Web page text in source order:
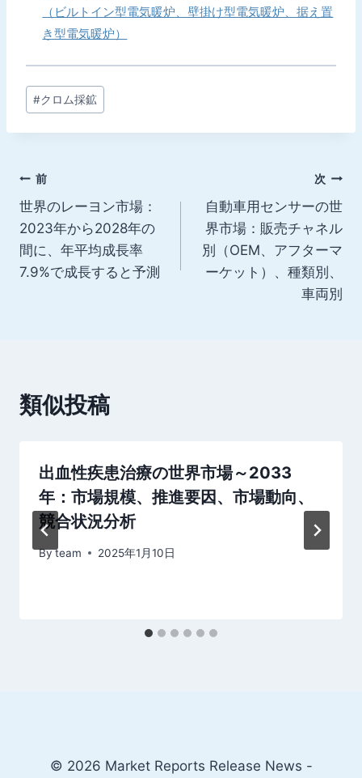
（ビルトイン型電気暖炉、壁掛け型電気暖炉、据え置
き型電気暖炉）
投
稿
タ
#クロム採鉱
投
稿
ナ
ビ
シ
ョ
前
世界のレーヨン市場：
2023年から2028年の
間に、年平均成長率
7.9%で成長すると予測
次
自動車用センサーの世
界市場：販売チャネル
別（OEM、アフターマ
ーケット）、種類別、
車両別
類似投稿
出血性疾患治療の世界市場～2033
年：市場規模、推進要因、市場動向、
競合状況分析
Byteam 2025年1月10日
© 2026 Market Reports Release News -